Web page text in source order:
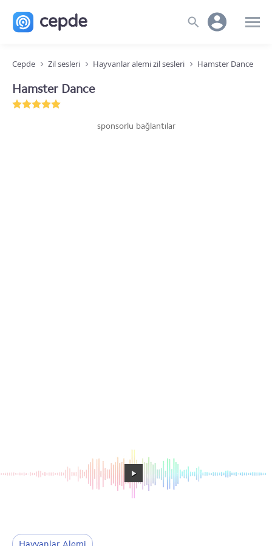
Cepde Zil sesleri Hayvanlar alemi zil sesleri Hamster Dance
Hamster Dance
sponsorlu bağlantılar